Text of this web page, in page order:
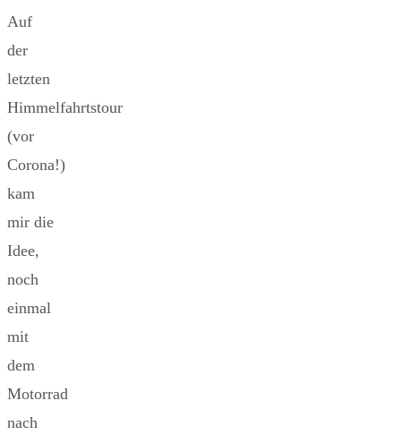
Auf
der
letzten
Himmelfahrtstour
(vor
Corona!)
kam
mir die
Idee,
noch
einmal
mit
dem
Motorrad
nach